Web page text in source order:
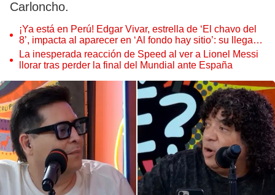
Carloncho.
¡Ya está en Perú! Edgar Vivar, estrella de ‘El chavo del
8’, impacta al aparecer en ‘Al fondo hay sitio’: su llegada
remecerá a los Gonzales
La inesperada reacción de Speed al ver a Lionel Messi
llorar tras perder la final del Mundial ante España